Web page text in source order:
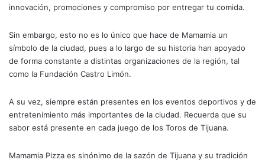
innovación, promociones y compromiso por entregar tu comida.
Sin embargo, esto no es lo único que hace de Mamamia un
símbolo de la ciudad, pues a lo largo de su historia han apoyado
de forma constante a distintas organizaciones de la región, tal
como la Fundación Castro Limón.
A su vez, siempre están presentes en los eventos deportivos y de
entretenimiento más importantes de la ciudad. Recuerda que su
sabor está presente en cada juego de los Toros de Tijuana.
Mamamia Pizza es sinónimo de la sazón de Tijuana y su tradición